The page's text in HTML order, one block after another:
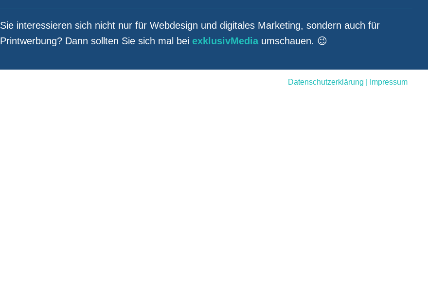
Sie interessieren sich nicht nur für Webdesign und digitales Marketing, sondern auch für
Printwerbung? Dann sollten Sie sich mal bei exklusivMediaumschauen. 😉
Datenschutzerklärung Impressum